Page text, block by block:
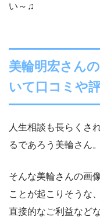
い～♫
美輪明宏さん
いて口コミや
人生相談も長らくさ
るであろう美輪さん。
そんな美輪さんの画
ことが起こりそうな
直接的なご利益など